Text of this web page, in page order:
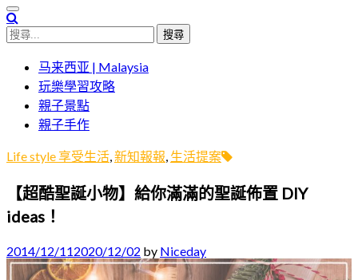
Niceday 親子X體驗
親子體驗的首選預訂平台
搜
马来西亚 | Malaysia
玩樂學習攻略
親子景點
親子手作
Life style 享受生活,新知報報, 生活提案
【超酷聖誕小物】給你滿滿的聖誕佈置 DIY
ideas！
2014/12/112020/12/02 by Niceday